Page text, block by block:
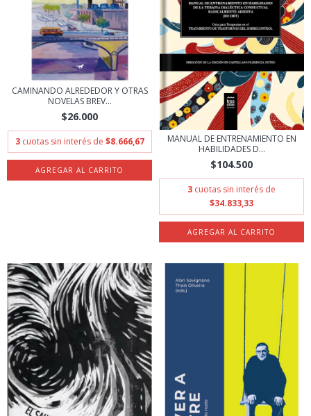
CAMINANDO ALREDEDOR Y OTRAS
NOVELAS BREV...
$26.000
3 cuotas sin interés de $8.666,67
MANUAL DE ENTRENAMIENTO EN
HABILIDADES D...
$104.500
3 cuotas sin interés de
$34.833,33